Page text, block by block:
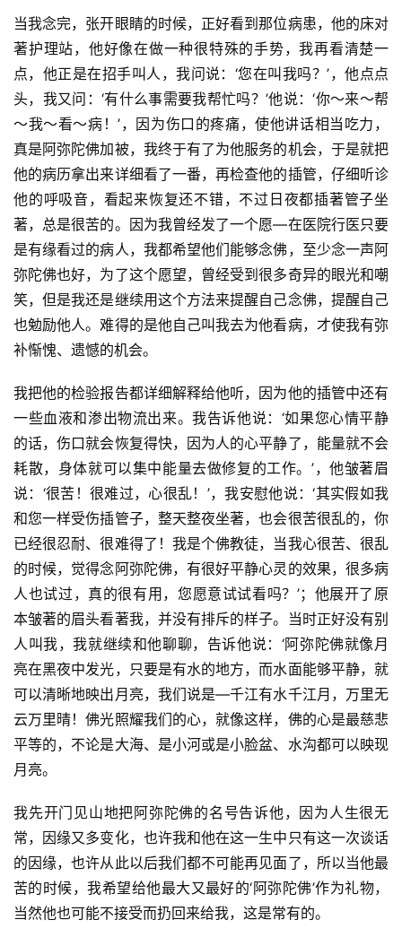
当我念完，张开眼睛的时候，正好看到那位病患，他的床对
著护理站，他好像在做一种很特殊的手势，我再看清楚一
点，他正是在招手叫人，我问说：‘您在叫我吗？’，他点点
头，我又问：‘有什么事需要我帮忙吗？’他说：‘你～来～帮
～我～看～病！’，因为伤口的疼痛，使他讲话相当吃力，
真是阿弥陀佛加被，我终于有了为他服务的机会，于是就把
他的病历拿出来详细看了一番，再检查他的插管，仔细听诊
他的呼吸音，看起来恢复还不错，不过日夜都插著管子坐
著，总是很苦的。因为我曾经发了一个愿—在医院行医只要
是有缘看过的病人，我都希望他们能够念佛，至少念一声阿
弥陀佛也好，为了这个愿望，曾经受到很多奇异的眼光和嘲
笑，但是我还是继续用这个方法来提醒自己念佛，提醒自己
也勉励他人。难得的是他自己叫我去为他看病，才使我有弥
补惭愧、遗憾的机会。
我把他的检验报告都详细解释给他听，因为他的插管中还有
一些血液和渗出物流出来。我告诉他说：‘如果您心情平静
的话，伤口就会恢复得快，因为人的心平静了，能量就不会
耗散，身体就可以集中能量去做修复的工作。’，他皱著眉
说：‘很苦！很难过，心很乱！’，我安慰他说：‘其实假如我
和您一样受伤插管子，整天整夜坐著，也会很苦很乱的，你
已经很忍耐、很难得了！我是个佛教徒，当我心很苦、很乱
的时候，觉得念阿弥陀佛，有很好平静心灵的效果，很多病
人也试过，真的很有用，您愿意试试看吗？’；他展开了原
本皱著的眉头看著我，并没有排斥的样子。当时正好没有别
人叫我，我就继续和他聊聊，告诉他说：‘阿弥陀佛就像月
亮在黑夜中发光，只要是有水的地方，而水面能够平静，就
可以清晰地映出月亮，我们说是—千江有水千江月，万里无
云万里晴！佛光照耀我们的心，就像这样，佛的心是最慈悲
平等的，不论是大海、是小河或是小脸盆、水沟都可以映现
月亮。
我先开门见山地把阿弥陀佛的名号告诉他，因为人生很无
常，因缘又多变化，也许我和他在这一生中只有这一次谈话
的因缘，也许从此以后我们都不可能再见面了，所以当他最
苦的时候，我希望给他最大又最好的‘阿弥陀佛’作为礼物，
当然他也可能不接受而扔回来给我，这是常有的。